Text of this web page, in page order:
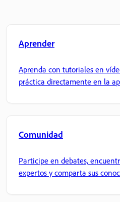
Aprender
Aprenda con tutoriales en
práctica directamente en la
Comunidad
Participe en debates,
expertos y comparta sus